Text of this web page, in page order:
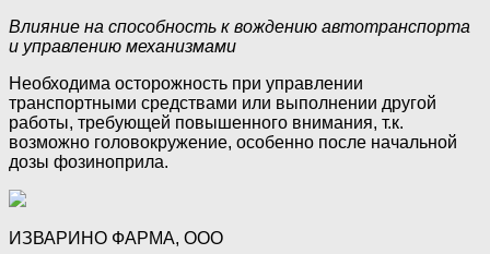
Влияние на способность к вождению автотранспорта
и управлению механизмами
Необходима осторожность при управлении
транспортными средствами или выполнении другой
работы, требующей повышенного внимания, т.к.
возможно головокружение, особенно после начальной
дозы фозиноприла.
ИЗВАРИНО ФАРМА, ООО